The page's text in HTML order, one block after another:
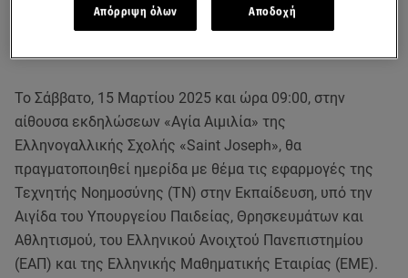
Το Σάββατο, 15 Μαρτίου 2025 και ώρα 09:00, στην
αίθουσα εκδηλώσεων «Αγία Αιμιλία» της
Ελληνογαλλικής Σχολής «Saint Joseph», θα
πραγματοποιηθεί ημερίδα με θέμα τις εφαρμογές της
Τεχνητής Νοημοσύνης (ΤΝ) στην Εκπαίδευση, υπό την
Αιγίδα του Υπουργείου Παιδείας, Θρησκευμάτων και
Αθλητισμού, του Ελληνικού Ανοιχτού Πανεπιστημίου
(ΕΑΠ) και της Ελληνικής Μαθηματικής Εταιρίας (ΕΜΕ).
Απόρριψη όλων Αποδοχή